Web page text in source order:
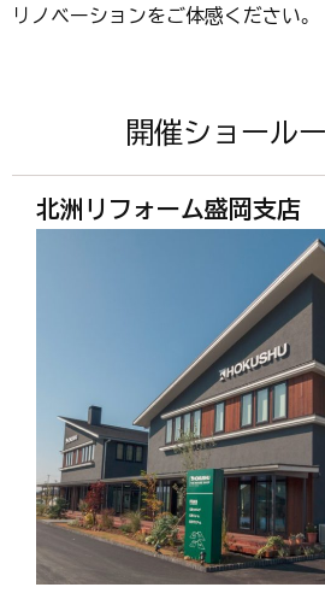
リノベーションをご体感ください。
開催ショール
北洲リフォーム盛岡支店